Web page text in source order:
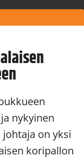
nykyinen
on yksi
koripallon